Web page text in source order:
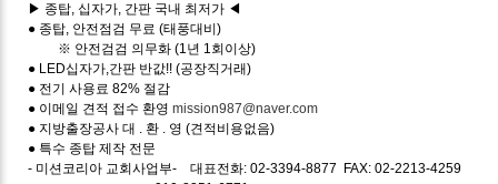
▶ 종탑, 십자가, 간판 국내 최저가 ◀
● 종탑, 안전점검 무료 (태풍대비)
※ 안전검검 의무화 (1년 1회이상)
● LED십자가,간판 반값!! (공장직거래)
● 전기 사용료 82% 절감
● 이메일 견적 접수 환영mission987@naver.com
● 지방출장공사 대 . 환 . 영 (견적비용없음)
● 특수 종탑 제작 전문
- 미션코리아 교회사업부- 대표전화: 02-3394-8877 FAX: 02-2213-4259